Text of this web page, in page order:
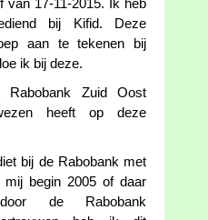
van 17-11-2015. Ik heb
bij Kifid. Deze
aan te tekenen bij
ik bij deze.
Zuid Oost
heeft op deze
bij de Rabobank met
begin 2005 of daar
de Rabobank